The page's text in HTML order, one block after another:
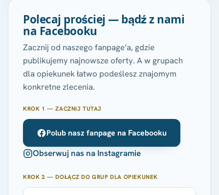
Polecaj prościej — bądź z nami
na Facebooku
Zacznij od naszego fanpage’a, gdzie
publikujemy najnowsze oferty. A w grupach
dla opiekunek łatwo podeślesz znajomym
konkretne zlecenia.
KROK 1 — ZACZNIJ TUTAJ
Polub nasz fanpage na Facebooku
Obserwuj nas na Instagramie
KROK 2 — DOŁĄCZ DO GRUP DLA OPIEKUNEK